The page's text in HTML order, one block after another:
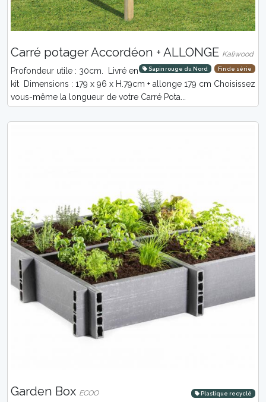
Carré potager Accordéon + ALLONGE Kaliwood
Sapin rouge du Nord Fin de série
Profondeur utile : 30cm. Livré en
kit Dimensions : 179 x 96 x H.79cm + allonge 179 cm Choisissez
vous-même la longueur de votre Carré Pota...
Garden Box ECOO Plastique recyclé